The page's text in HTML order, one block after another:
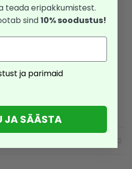
ja jalatsite alla käivad
teada eripakkumistest.
sind10% soodustus!
ja parimaid
JA SÄÄSTA